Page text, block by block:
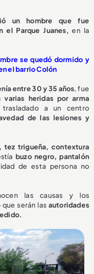
un hombre que fue
el Parque Juanes, en la
se quedó dormido y
el barrio Colón
entre 30 y 35 años, fue
varias heridas por arma
a un centro
de las lesiones y
tez trigueña, contextura
buzo negro, pantalón
de esta persona no
las causas y los
serán las autoridades